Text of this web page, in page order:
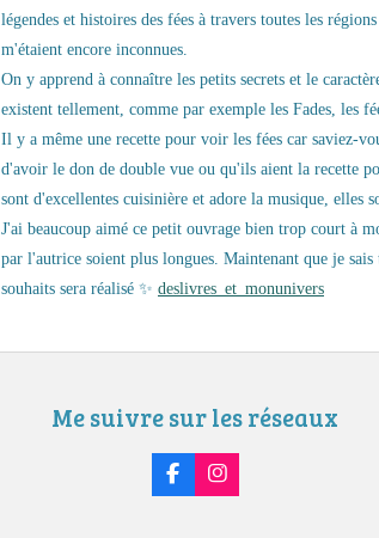
légendes et histoires des fées à travers toutes les
m'étaient encore inconnues.
On y apprend à connaître les petits secrets et le
existent tellement, comme par exemple les Fades, les
Il y a même une recette pour voir les fées car saviez-
d'avoir le don de double vue ou qu'ils aient la recette
sont d'excellentes cuisinière et adore la musique, elles
J'ai beaucoup aimé ce petit ouvrage bien trop court à
par l'autrice soient plus longues. Maintenant que je
souhaits sera réalisé ✨ deslivres_et_monunivers
Me suivre sur les réseaux
F
a
I
n